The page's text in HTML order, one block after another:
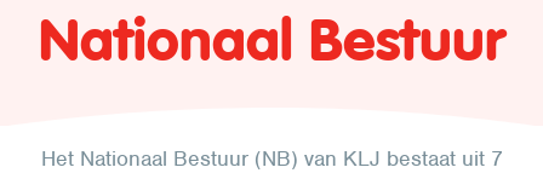
Nationaal Bestuur
Het Nationaal Bestuur (NB) van KLJ bestaat uit 7